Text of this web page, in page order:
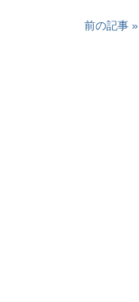
前の記事 »